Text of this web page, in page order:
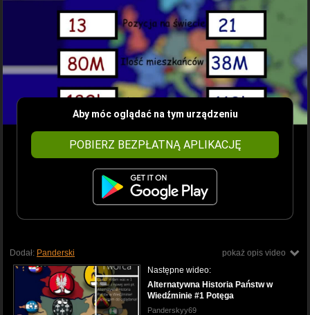
Aby móc oglądać na tym urządzeniu
POBIERZ BEZPŁATNĄ APLIKACJĘ
pokaż opis video
Dodał: Panderski
Następne wideo:
Alternatywna Historia Państw w
Wiedźminie #1 Potęga
Panderskyy69